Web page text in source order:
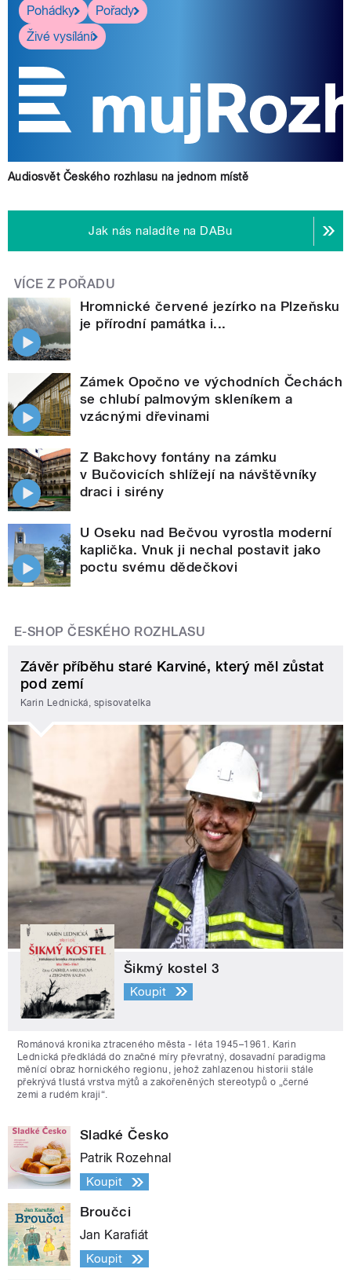
Pohádky
Pořady
Živé vysílání
Audiosvět Českého rozhlasu na jednom místě
Jak nás naladíte na DABu
VÍCE Z POŘADU
Hromnické červené jezírko na Plzeňsku
je přírodní památka i...
Zámek Opočno ve východních Čechách
se chlubí palmovým skleníkem a
vzácnými dřevinami
Z Bakchovy fontány na zámku
v Bučovicích shlížejí na návštěvníky
draci i sirény
U Oseku nad Bečvou vyrostla moderní
kaplička. Vnuk ji nechal postavit jako
poctu svému dědečkovi
E-SHOP ČESKÉHO ROZHLASU
Závěr příběhu staré Karviné, který měl zůstat
pod zemí
Karin Lednická, spisovatelka
Šikmý kostel 3
Koupit
Románová kronika ztraceného města - léta 1945–1961. Karin
Lednická předkládá do značné míry převratný, dosavadní paradigma
měnící obraz hornického regionu, jehož zahlazenou historii stále
překrývá tlustá vrstva mýtů a zakořeněných stereotypů o „černé
zemi a rudém kraji“.
Sladké Česko
Patrik Rozehnal
Koupit
Broučci
Jan Karafiát
Koupit